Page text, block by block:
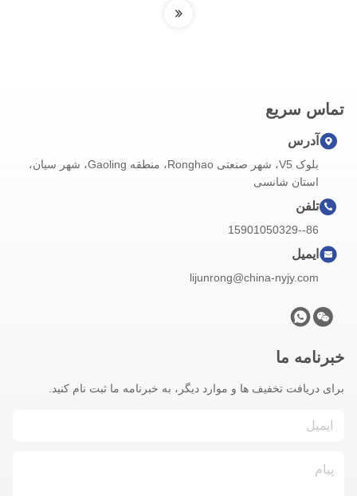
تماس سریع
آدرس
بلوک V5، شهر صنعتی Ronghao، منطقه Gaoling، شهر سیان،
استان شانسی
تلفن
86--15901050329
ایمیل
lijunrong@china-nyjy.com
خبرنامه ما
برای دریافت تخفیف ها و موارد دیگر، به خبرنامه ما ثبت نام کنید.